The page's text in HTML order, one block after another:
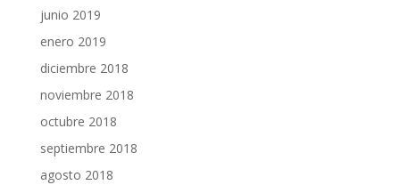
junio 2019
enero 2019
diciembre 2018
noviembre 2018
octubre 2018
septiembre 2018
agosto 2018